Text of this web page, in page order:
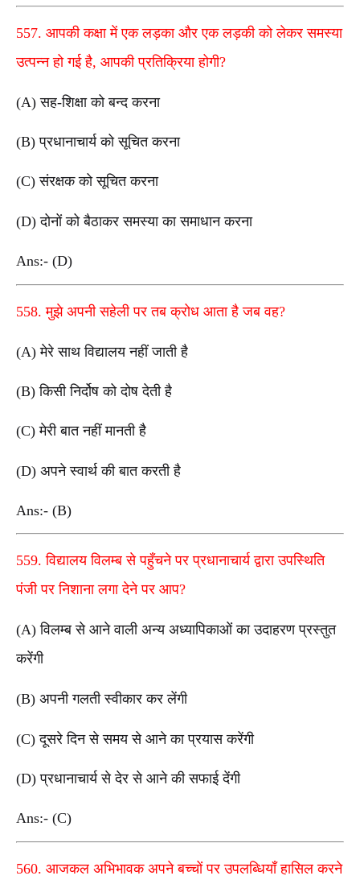
557. आपकी कक्षा में एक लड़का और एक लड़की को लेकर समस्या
उत्पन्न हो गई है, आपकी प्रतिक्रिया होगी?
(A) सह-शिक्षा को बन्द करना
(B) प्रधानाचार्य को सूचित करना
(C) संरक्षक को सूचित करना
(D) दोनों को बैठाकर समस्या का समाधान करना
Ans:- (D)
558. मुझे अपनी सहेली पर तब क्रोध आता है जब वह?
(A) मेरे साथ विद्यालय नहीं जाती है
(B) किसी निर्दोष को दोष देती है
(C) मेरी बात नहीं मानती है
(D) अपने स्वार्थ की बात करती है
Ans:- (B)
559. विद्यालय विलम्ब से पहुँचने पर प्रधानाचार्य द्वारा उपस्थिति
पंजी पर निशाना लगा देने पर आप?
(A) विलम्ब से आने वाली अन्य अध्यापिकाओं का उदाहरण प्रस्तुत
करेंगी
(B) अपनी गलती स्वीकार कर लेंगी
(C) दूसरे दिन से समय से आने का प्रयास करेंगी
(D) प्रधानाचार्य से देर से आने की सफाई देंगी
Ans:- (C)
560. आजकल अभिभावक अपने बच्चों पर उपलब्धियाँ हासिल करने